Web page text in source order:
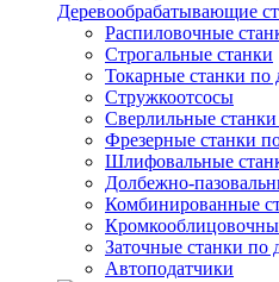
Деревообрабатывающие
Распиловочные
Строгальные станки
Токарные станки по
Стружкоотсосы
Сверлильные станки
Фрезерные станки
Шлифовальные
Долбежно-
Комбинированные
Заточные станки по
Автоподатчики